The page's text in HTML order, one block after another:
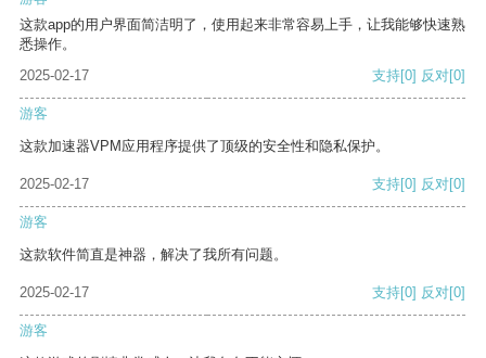
这款app的用户界面简洁明了，使用起来非常容易上手，让我能够快速熟
悉操作。
2025-02-17
支持[0] 反对[0]
游客
这款加速器VPM应用程序提供了顶级的安全性和隐私保护。
2025-02-17 支持[0] 反对[0]
游客
这款软件简直是神器，解决了我所有问题。
2025-02-17 支持[0] 反对[0]
游客